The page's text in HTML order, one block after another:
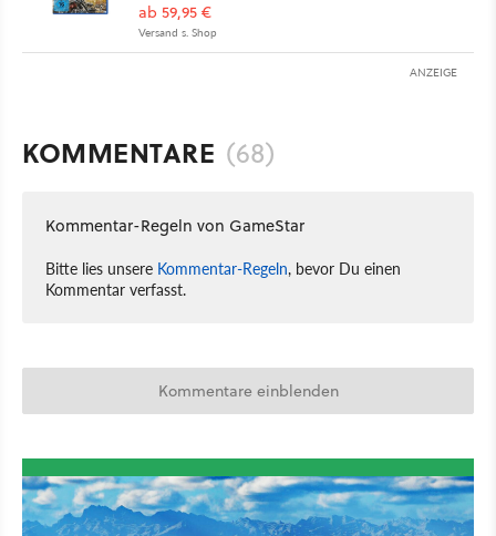
ab 59,95 €
Versand s. Shop
ANZEIGE
KOMMENTARE (68)
Kommentar-Regeln von GameStar
Bitte lies unsere Kommentar-Regeln, bevor Du einen
Kommentar verfasst.
Kommentare einblenden